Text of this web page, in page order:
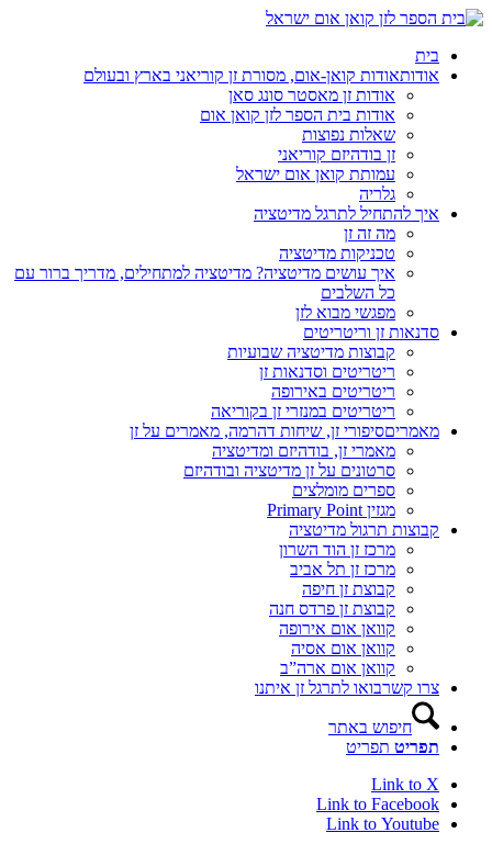
בית
אודותאודות קואן-אום, מסורת זן קוריאני בארץ ובעולם
אודות זן מאסטר סונג סאן
אודות בית הספר לזן קואן אום
שאלות נפוצות
זן בודהיזם קוריאני
עמותת קואן אום ישראל
גלריה
איך להתחיל לתרגל מדיטציה
מה זה זן
טכניקות מדיטציה
איך עושים מדיטציה? מדיטציה למתחילים, מדריך ברור עם
כל השלבים
מפגשי מבוא לזן
סדנאות זן וריטריטים
קבוצות מדיטציה שבועיות
ריטריטים וסדנאות זן
ריטריטים באירופה
ריטריטים במנזרי זן בקוריאה
מאמריםסיפורי זן, שיחות דהרמה, מאמרים על זן
מאמרי זן, בודהיזם ומדיטציה
סרטונים על זן מדיטציה ובודהיזם
ספרים מומלצים
מגזין Primary Point
קבוצות תרגול מדיטציה
מרכז זן הוד השרון
מרכז זן תל אביב
קבוצת זן חיפה
קבוצת זן פרדס חנה
קוואן אום אירופה
קוואן אום אסיה
קוואן אום ארה”ב
צרו קשרבואו לתרגל זן איתנו
חיפוש באתר
תפריט תפריט
Link to X
Link to Facebook
Link to Youtube